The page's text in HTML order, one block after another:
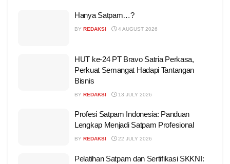
Hanya Satpam…?
BY REDAKSI 4 AUGUST 2026
HUT ke-24 PT Bravo Satria Perkasa,
Perkuat Semangat Hadapi Tantangan
Bisnis
BY REDAKSI 13 JULY 2026
Profesi Satpam Indonesia: Panduan
Lengkap Menjadi Satpam Profesional
BY REDAKSI 22 JULY 2026
Pelatihan Satpam dan Sertifikasi SKKNI: